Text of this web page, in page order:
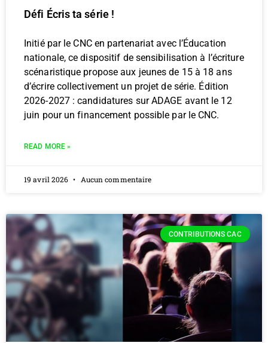
Défi Écris ta série !
Initié par le CNC en partenariat avec l’Éducation
nationale, ce dispositif de sensibilisation à l’écriture
scénaristique propose aux jeunes de 15 à 18 ans
d’écrire collectivement un projet de série. Édition
2026-2027 : candidatures sur ADAGE avant le 12
juin pour un financement possible par le CNC.
READ MORE »
19 avril 2026 Aucun commentaire
CONTRIBUTIONS CAC